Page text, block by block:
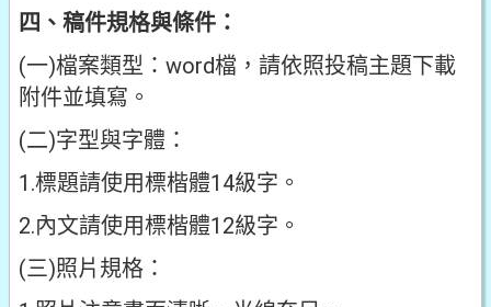
四、稿件規格與條件：
(一)檔案類型：word檔，請依照投稿主題下載
附件並填寫。
(二)字型與字體：
1.標題請使用標楷體14級字。
2.內文請使用標楷體12級字。
(三)照片規格：